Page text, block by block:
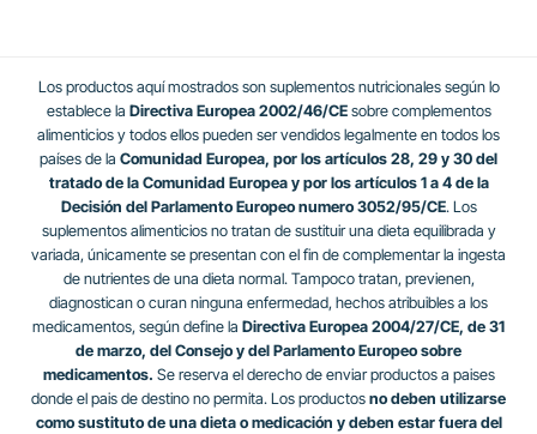
Los productos aquí mostrados son suplementos nutricionales según lo
establece la Directiva Europea 2002/46/CEsobre complementos
alimenticios y todos ellos pueden ser vendidos legalmente en todos los
países de la Comunidad Europea, por los artículos 28, 29 y 30 del
tratado de la Comunidad Europea y por los artículos 1 a 4 de la
Decisión del Parlamento Europeo numero 3052/95/CE. Los
suplementos alimenticios no tratan de sustituir una dieta equilibrada y
variada, únicamente se presentan con el fin de complementar la ingesta
de nutrientes de una dieta normal. Tampoco tratan, previenen,
diagnostican o curan ninguna enfermedad, hechos atribuibles a los
medicamentos, según define la Directiva Europea 2004/27/CE, de 31
de marzo, del Consejo y del Parlamento Europeo sobre
medicamentos. Se reserva el derecho de enviar productos a paises
donde el pais de destino no permita. Los productos no deben utilizarse
como sustituto de una dieta o medicación y deben estar fuera del